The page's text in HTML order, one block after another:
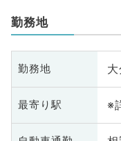
勤務地
勤務地
最寄り駅 ※